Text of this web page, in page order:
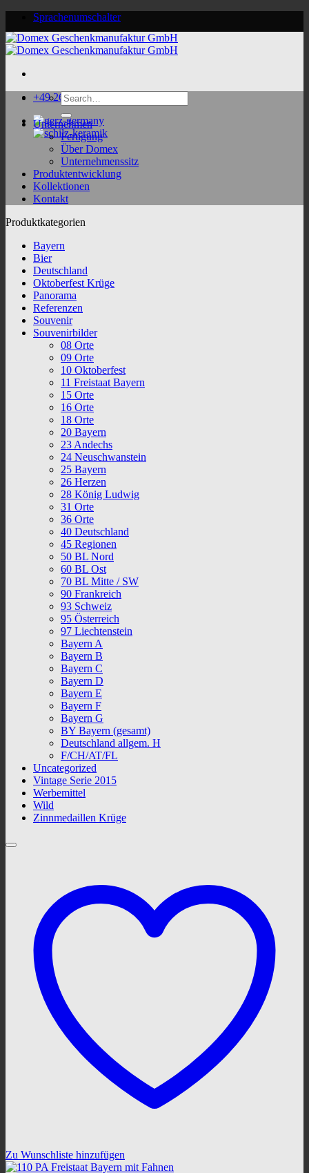
content
Sprachenumschalter
+49 2624 9188 0
Search
for:
Unternehmen
Fertigung
Über Domex
Unternehmenssitz
Produktentwicklung
Kollektionen
Kontakt
Produktkategorien
Bayern
Bier
Deutschland
Oktoberfest Krüge
Panorama
Referenzen
Souvenir
Souvenirbilder
08 Orte
09 Orte
10 Oktoberfest
11 Freistaat Bayern
15 Orte
16 Orte
18 Orte
20 Bayern
23 Andechs
24 Neuschwanstein
25 Bayern
26 Herzen
28 König Ludwig
31 Orte
36 Orte
40 Deutschland
45 Regionen
50 BL Nord
60 BL Ost
70 BL Mitte / SW
90 Frankreich
93 Schweiz
95 Österreich
97 Liechtenstein
Bayern A
Bayern B
Bayern C
Bayern D
Bayern E
Bayern F
Bayern G
BY Bayern (gesamt)
Deutschland allgem. H
F/CH/AT/FL
Uncategorized
Vintage Serie 2015
Werbemittel
Wild
Zinnmedaillen Krüge
Zu Wunschliste hinzufügen